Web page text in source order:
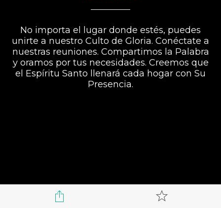
No importa el lugar donde estés, puedes
unirte a nuestro Culto de Gloria. Conéctate a
nuestras reuniones. Compartimos la Palabra
y oramos por tus necesidades. Creemos que
el Espíritu Santo llenará cada hogar con Su
Presencia.